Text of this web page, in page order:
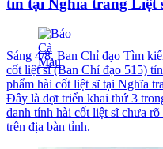
Sáng 4/8, Ban Chỉ đạo Tìm
cốt liệt sĩ (Ban Chỉ đạo 515)
phẩm hài cốt liệt sĩ tại Nghĩa
Đây là đợt triển khai thứ 3
danh tính hài cốt liệt sĩ chưa
trên địa bàn tỉnh.